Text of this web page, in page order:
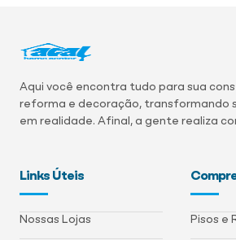
Aqui você encontra tudo para sua
reforma e decoração, transformando
em realidade. Afinal, a gente realiza
Links Úteis
Nossas Lojas Pisos e